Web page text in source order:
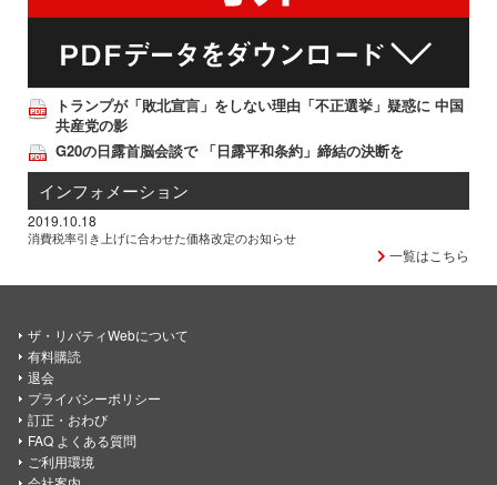
トランプが「敗北宣言」をしない理由「不正選挙」疑惑に 中国
共産党の影
G20の日露首脳会談で 「日露平和条約」締結の決断を
インフォメーション
2019.10.18
消費税率引き上げに合わせた価格改定のお知らせ
一覧はこちら
ザ・リバティWebについて
有料購読
退会
プライバシーポリシー
訂正・おわび
FAQ よくある質問
ご利用環境